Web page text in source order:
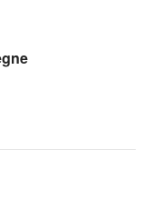
onglet)